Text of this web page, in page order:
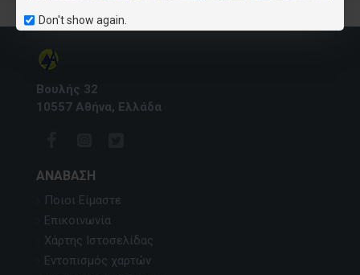
Don't show again.
Βουλής 32
10557 Αθήνα, Ελλάδα
ΑΝΆΒΑΣΗ
Ποιοι Είμαστε
Επικοινωνία
Χάρτης Ιστοσελίδας
Εντοπισμός χαρτών